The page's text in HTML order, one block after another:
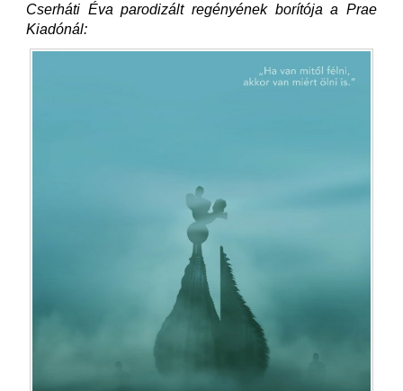
Cserháti Éva parodizált regényének borítója a Prae
Kiadónál: